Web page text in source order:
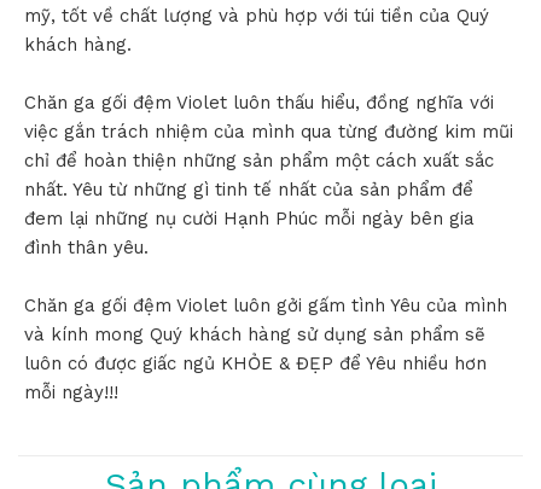
mỹ, tốt về chất lượng và phù hợp với túi tiền của Quý
khách hàng.
Chăn ga gối đệm Violet luôn thấu hiểu, đồng nghĩa với
việc gắn trách nhiệm của mình qua từng đường kim mũi
chỉ để hoàn thiện những sản phẩm một cách xuất sắc
nhất. Yêu từ những gì tinh tế nhất của sản phẩm để
đem lại những nụ cười Hạnh Phúc mỗi ngày bên gia
đình thân yêu.
Chăn ga gối đệm Violet luôn gởi gấm tình Yêu của mình
và kính mong Quý khách hàng sử dụng sản phẩm sẽ
luôn có được giấc ngủ KHỎE & ĐẸP để Yêu nhiều hơn
mỗi ngày!!!